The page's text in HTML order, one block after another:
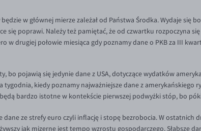
w głównej mierze zależał od Państwa Środka. Wydaje się
się poprawi. Należy też pamiętać, że od czwartku rozpoczyna
w drugiej połowie miesiąca gdy poznamy dane o PKB za III
bo pojawią się jedynie dane z USA, dotyczące wydatków
kiedy poznamy najważniejsze dane z amerykańskiego
bardzo istotne w kontekście pierwszej podwyżki stóp, bo
ze strefy euro czyli inflację i stopę bezrobocia. W ostatnich
jak mizerne jest tempo wzrostu gospodarczego. Słabsze